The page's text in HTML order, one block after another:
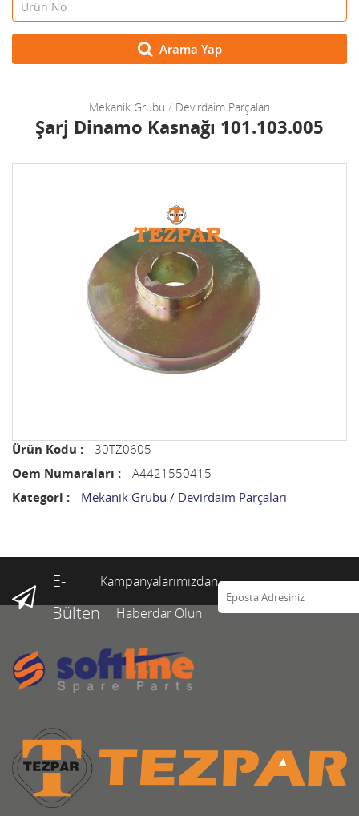
Arama Yap
Mekanik Grubu / Devirdaim Parçaları
Şarj Dinamo Kasnağı 101.103.005
Ürün Kodu :
30TZ0605
Oem Numaraları :
A4421550415
Kategori :
Mekanik Grubu / Devirdaim Parçaları
E-
Bülten
Kampanyalarımızdan
Haberdar Olun